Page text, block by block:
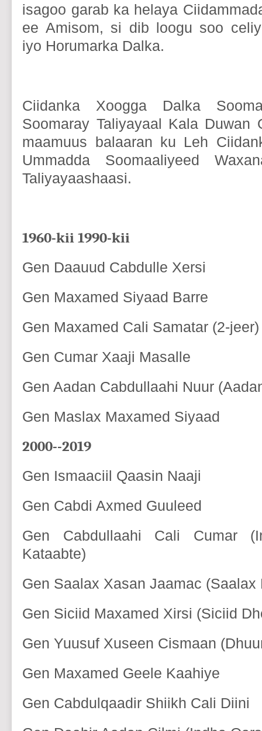
isagoo garab ka helaya
ee Amisom, si dib loogu soo
iyo Horumarka Dalka.
Ciidanka Xoogga Dalka
Soomaray Taliyayaal Kala Duwan
maamuus balaaran ku Leh
Ummadda Soomaaliyeed
Taliyayaashaasi.
1960-kii 1990-kii
Gen Daauud Cabdulle Xersi
Gen Maxamed Siyaad Barre
Gen Maxamed Cali Samatar (2-jeer)
Gen Cumar Xaaji Masalle
Gen Aadan Cabdullaahi Nuur
Gen Maslax Maxamed Siyaad
2000--2019
Gen Ismaaciil Qaasin Naaji
Gen Cabdi Axmed Guuleed
Gen Cabdullaahi Cali Cumar
Kataabte)
Gen Saalax Xasan Jaamac (Saalax
Gen Siciid Maxamed Xirsi (Siciid
Gen Yuusuf Xuseen Cismaan
Gen Maxamed Geele Kaahiye
Gen Cabdulqaadir Shiikh Cali Diini